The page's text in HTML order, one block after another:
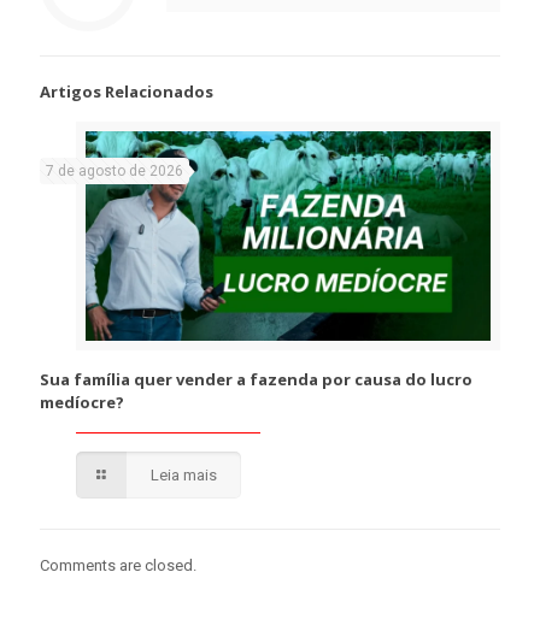
Artigos Relacionados
7 de agosto de 2026
Sua família quer vender a fazenda por causa do lucro
medíocre?
Leia mais
Comments are closed.